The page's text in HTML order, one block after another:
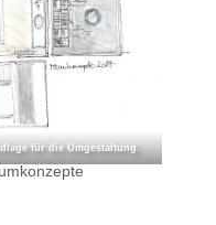
für die Umgestaltung.